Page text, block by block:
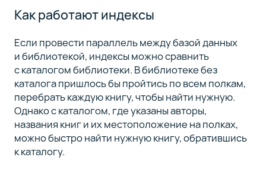
настройка
в Docker
Полный
список
курса
(9)
Как работают индексы
Если провести параллель между базой данных
и библиотекой, индексы можно сравнить
с каталогом библиотеки. В библиотеке без
каталога пришлось бы пройтись по всем полкам,
перебрать каждую книгу, чтобы найти нужную.
Однако с каталогом, где указаны авторы,
названия книг и их местоположение на полках,
можно быстро найти нужную книгу, обратившись
к каталогу.